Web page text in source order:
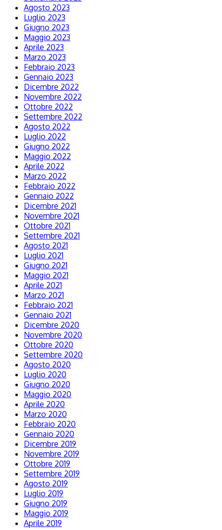
Agosto 2023
Luglio 2023
Giugno 2023
Maggio 2023
Aprile 2023
Marzo 2023
Febbraio 2023
Gennaio 2023
Dicembre 2022
Novembre 2022
Ottobre 2022
Settembre 2022
Agosto 2022
Luglio 2022
Giugno 2022
Maggio 2022
Aprile 2022
Marzo 2022
Febbraio 2022
Gennaio 2022
Dicembre 2021
Novembre 2021
Ottobre 2021
Settembre 2021
Agosto 2021
Luglio 2021
Giugno 2021
Maggio 2021
Aprile 2021
Marzo 2021
Febbraio 2021
Gennaio 2021
Dicembre 2020
Novembre 2020
Ottobre 2020
Settembre 2020
Agosto 2020
Luglio 2020
Giugno 2020
Maggio 2020
Aprile 2020
Marzo 2020
Febbraio 2020
Gennaio 2020
Dicembre 2019
Novembre 2019
Ottobre 2019
Settembre 2019
Agosto 2019
Luglio 2019
Giugno 2019
Maggio 2019
Aprile 2019